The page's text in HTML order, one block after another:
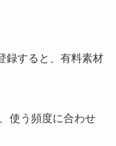
録すると、有料素材
使う頻度に合わせ